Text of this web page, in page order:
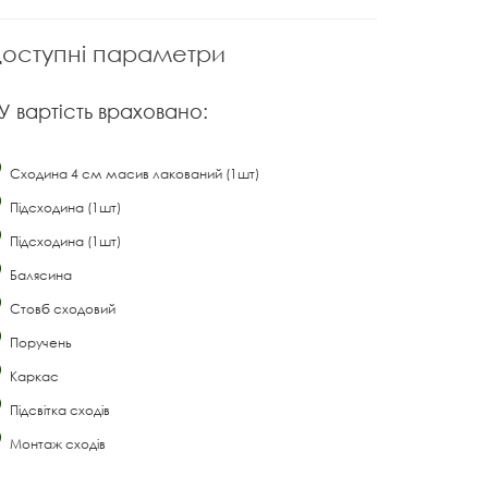
параметри
вартість враховано:
Сходина 4 см масив лакований (1шт)
Підсходина (1шт)
Підсходина (1шт)
Балясина
Стовб сходовий
Поручень
Каркас
Підсвітка сходів
Монтаж сходів